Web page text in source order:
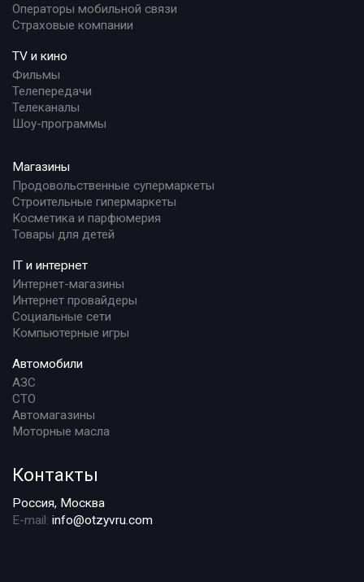
Операторы мобильной связи
Страховые компании
TV и кино
Фильмы
Телепередачи
Телеканалы
Шоу-программы
Магазины
Продовольственные супермаркеты
Строительные гипермаркеты
Косметика и парфюмерия
Товары для детей
IT и интернет
Интернет-магазины
Интернет провайдеры
Социальные сети
Компьютерные игры
Автомобили
АЗС
СТО
Автомагазины
Моторные масла
Контакты
Россия, Москва
E-mail: info@otzyvru.com